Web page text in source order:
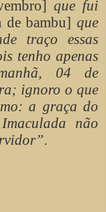
que fui
de bambu] que
traço essas
tenho apenas
04 de
ignoro o que
a graça do
não
.